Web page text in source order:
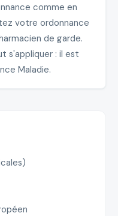
comme en
votre ordonnance
de garde.
s'appliquer : il est
Maladie.